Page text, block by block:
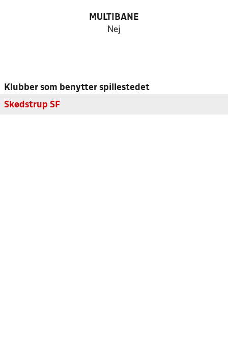
MULTIBANE
Nej
Klubber som benytter spillestedet
Skødstrup SF